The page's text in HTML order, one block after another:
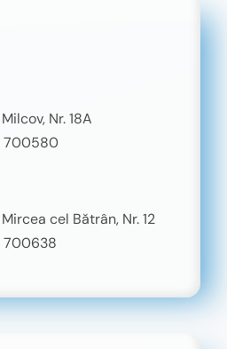
Nr. 18A
700580
cel Bătrân, Nr. 12
700638